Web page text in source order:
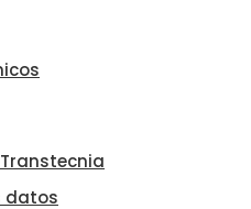
datos